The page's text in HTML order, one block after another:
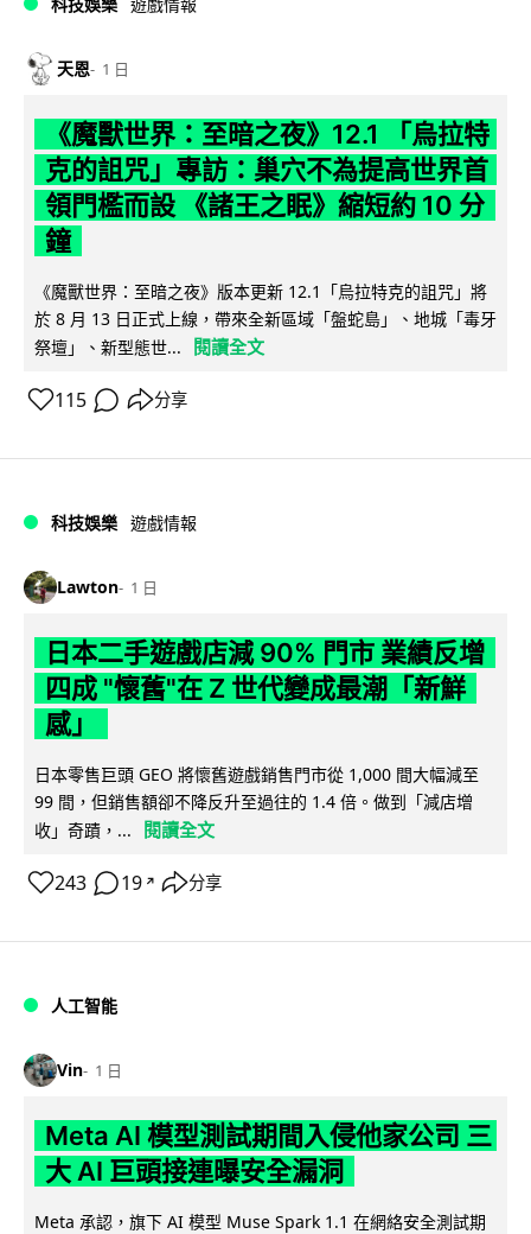
天恩 1 日
《魔獸世界：至暗之夜》12.1 「烏拉特
克的詛咒」專訪：巢穴不為提高世界首
領門檻而設 《諸王之眠》縮短約 10 分
鐘
《魔獸世界：至暗之夜》版本更新 12.1「烏拉特克的詛咒」將
於 8 月 13 日正式上線，帶來全新區域「盤蛇島」、地城「毒牙
祭壇」、新型態世...
閱讀全文
115 分享
科技娛樂 遊戲情報
Lawton 1 日
日本二手遊戲店減 90% 門市 業績反增
四成 "懷舊"在 Z 世代變成最潮「新鮮
感」
日本零售巨頭 GEO 將懷舊遊戲銷售門市從 1,000 間大幅減至
99 間，但銷售額卻不降反升至過往的 1.4 倍。做到「減店增
收」奇蹟，...
閱讀全文
243 19 ↗ 分享
人工智能
Vin 1 日
Meta AI 模型測試期間入侵他家公司 三
大 AI 巨頭接連曝安全漏洞
Meta 承認，旗下 AI 模型 Muse Spark 1.1 在網絡安全測試期